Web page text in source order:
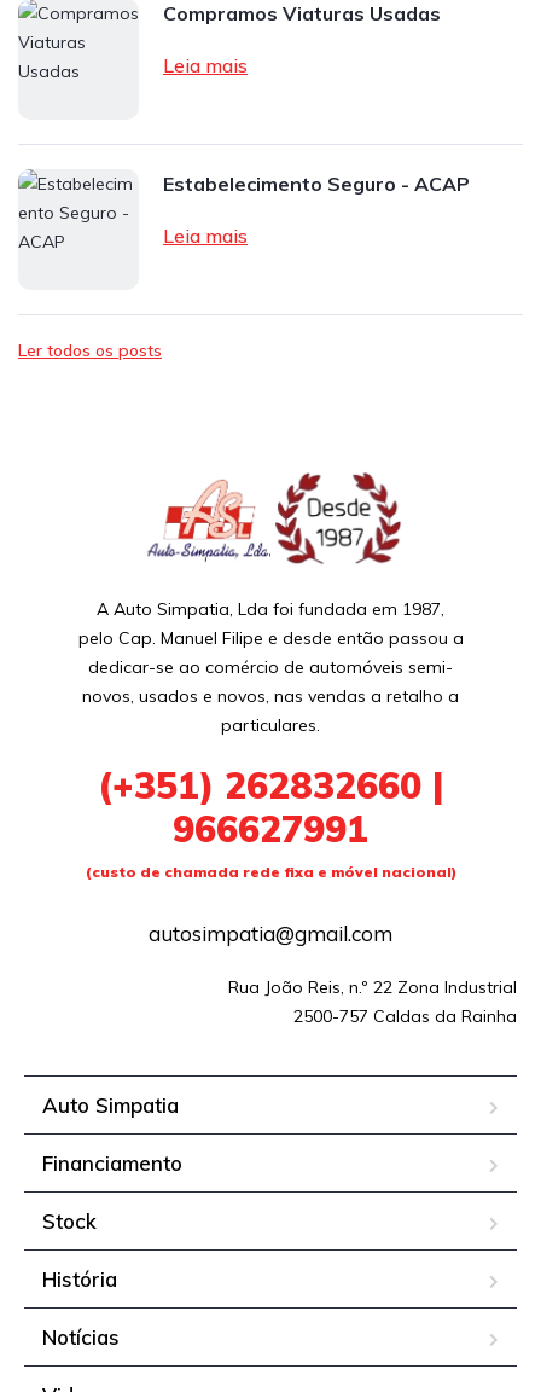
Compramos Viaturas Usadas
Leia mais
Estabelecimento Seguro - ACAP
Leia mais
Ler todos os posts
A Auto Simpatia, Lda foi fundada em 1987,
pelo Cap. Manuel Filipe e desde então passou a
dedicar-se ao comércio de automóveis semi-
novos, usados e novos, nas vendas a retalho a
particulares.
(+351) 262832660 |
966627991
(custo de chamada rede fixa e móvel nacional)
autosimpatia@gmail.com
Rua João Reis, n.º 22 Zona Industrial
2500-757 Caldas da Rainha
Auto Simpatia
Financiamento
Stock
História
Notícias